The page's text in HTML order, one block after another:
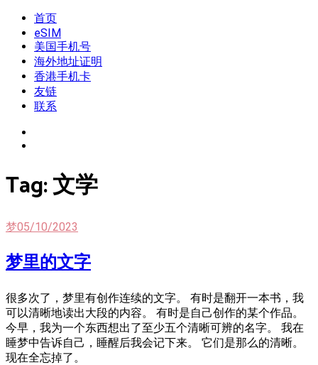
Skip
content
我是王掌柜
新闻酸菜馆|极客电台|自媒体联盟
首页
eSIM
美国手机号
海外地址证明
香港手机卡
友链
联系
Tag:文学
梦05/10/2023
梦里的文字
很多次了，梦里有创作连续的文字。 有时是翻开一本书，我
可以清晰地读出大段的内容。 有时是自己创作的某个作品。
今早，我为一个东西想出了至少五个清晰可辨的名字。 我在
睡梦中告诉自己，睡醒后我会记下来。 它们是那么的清晰。
现在全忘掉了。